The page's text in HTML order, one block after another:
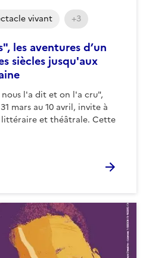
les aventures d’un
siècles jusqu'aux
l'a dit et on l'a cru",
mars au 10 avril, invite à
littéraire et théâtrale. Cette
vivant +3